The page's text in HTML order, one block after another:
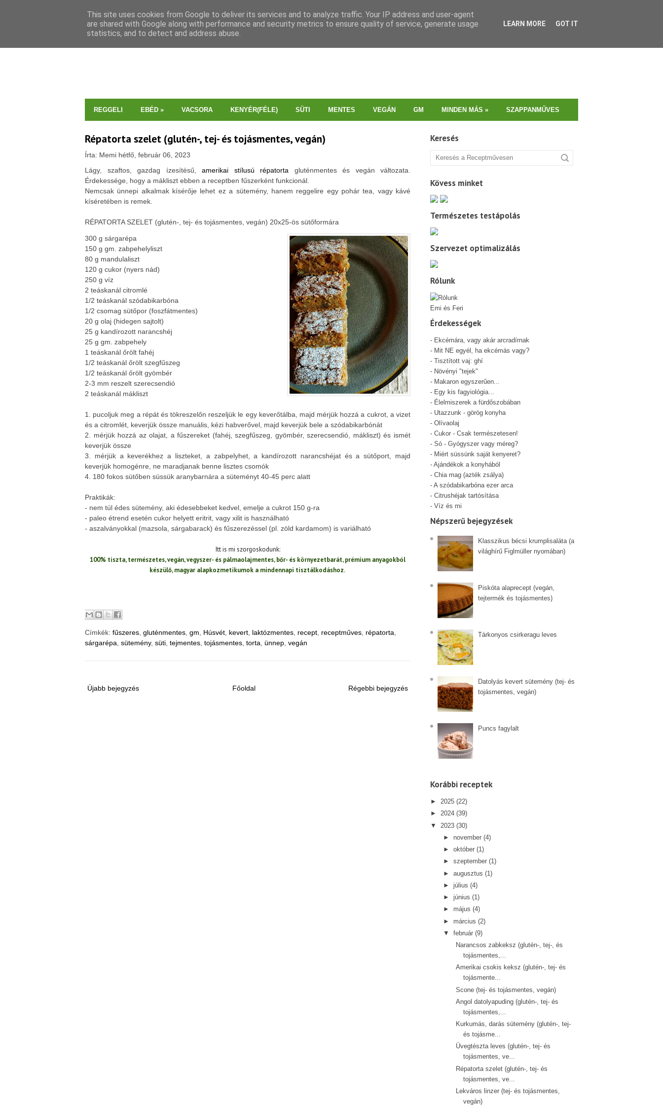
REGGELI EBÉD » VACSORA KENYÉR(FÉLE) SÜTI MENTES VEGÁN GM MINDEN MÁS » SZAPPANMŰVES
Répatorta szelet (glutén-, tej- és tojásmentes, vegán)
Írta: Memi hétfő, február 06, 2023
Lágy, szaftos, gazdag ízesítésű, amerikai stílusú répatorta gluténmentes és vegán változata.
Érdekessége, hogy a mákliszt ebben a receptben fűszerként funkcionál.
Nemcsak ünnepi alkalmak kísérője lehet ez a sütemény, hanem reggelire egy pohár tea, vagy kávé
kíséretében is remek.
RÉPATORTA SZELET (glutén-, tej- és tojásmentes, vegán) 20x25-ös sütőformára
300 g sárgarépa
150 g gm. zabpehelyliszt
80 g mandulaliszt
120 g cukor (nyers nád)
250 g víz
2 teáskanál citromlé
1/2 teáskanál szódabikarbóna
1/2 csomag sütőpor (foszfátmentes)
20 g olaj (hidegen sajtolt)
25 g kandírozott narancshéj
25 g gm. zabpehely
1 teáskanál őrölt fahéj
1/2 teáskanál őrölt szegfűszeg
1/2 teáskanál őrölt gyömbér
2-3 mm reszelt szerecsendió
2 teáskanál mákliszt
1. pucoljuk meg a répát és tökreszelőn reszeljük le egy keverőtálba, majd mérjük hozzá a cukrot, a vizet
és a citromlét, keverjük össze manuális, kézi habverővel, majd keverjük bele a szódabikarbónát
2. mérjük hozzá az olajat, a fűszereket (fahéj, szegfűszeg, gyömbér, szerecsendió, mákliszt) és ismét
keverjük össze
3. mérjük a keverékhez a liszteket, a zabpelyhet, a kandírozott narancshéjat és a sütőport, majd
keverjük homogénre, ne maradjanak benne lisztes csomók
4. 180 fokos sütőben süssük aranybarnára a süteményt 40-45 perc alatt
Praktikák:
- nem túl édes sütemény, aki édesebbeket kedvel, emelje a cukrot 150 g-ra
- paleo étrend esetén cukor helyett eritrit, vagy xilit is használható
- aszalványokkal (mazsola, sárgabarack) és fűszerezéssel (pl. zöld kardamom) is variálható
Itt is mi szorgoskodunk:
100% tiszta, természetes, vegán, vegyszer- és pálmaolajmentes, bőr- és környezetbarát, prémium anyagokból
készülő, magyar alapkozmetikumok a mindennapi tisztálkodáshoz.
Címkék: fűszeres gluténmentes gm Húsvét kevert laktózmentes recept receptműves répatorta
sárgarépa sütemény, süti tejmentes tojásmentes torta ünnep vegán
Újabb bejegyzés Régebbi bejegyzés
Főoldal
Keresés
Kövess minket
Természetes testápolás
Szervezet optimalizálás
Rólunk
Emi és Feri
Érdekességek
- Ekcémára, vagy akár arcradírnak
- Mit NE egyél, ha ekcémás vagy?
- Tisztított vaj: ghí
- Növényi "tejek"
- Makaron egyszerűen...
- Egy kis fagyiológia...
- Élelmiszerek a fürdőszobában
- Utazzunk - görög konyha
- Olívaolaj
- Cukor - Csak természetesen!
- Só - Gyógyszer vagy méreg?
- Miért süssünk saját kenyeret?
- Ajándékok a konyhából
- Chia mag (azték zsálya)
- A szódabikarbóna ezer arca
- Citrushéjak tartósítása
- Víz és mi
Népszerű bejegyzések
Klasszikus bécsi krumplisaláta (a
világhírű Figlmüller nyomában)
Piskóta alaprecept (vegán,
tejtermék és tojásmentes)
Tárkonyos csirkeragu leves
Datolyás kevert sütemény (tej- és
tojásmentes, vegán)
Puncs fagylalt
Korábbi receptek
► 2025 (22)
► 2024 (39)
▼
2023 (30)
► november (4)
► október (1)
► szeptember (1)
► augusztus (1)
► július (4)
► június (1)
► május (4)
► március (2)
▼
február (9)
Narancsos zabkeksz (glutén-, tej-, és
tojásmentes,...
Amerikai csokis keksz (glutén-, tej- és
tojásmente...
Scone (tej- és tojásmentes, vegán)
Angol datolyapuding (glutén-, tej- és
tojásmentes,...
Kurkumás, darás sütemény (glutén-, tej-
és tojásme...
Üvegtészta leves (glutén-, tej- és
tojásmentes, ve...
Répatorta szelet (glutén-, tej- és
tojásmentes, ve...
Lekváros linzer (tej- és tojásmentes,
vegán)
This site uses cookies from Google to deliver its services and to analyze traffic. Your IP address and user-agent
are shared with Google along with performance and security metrics to ensure quality of service, generate usage
statistics, and to detect and address abuse.
LEARN MORE GOT IT